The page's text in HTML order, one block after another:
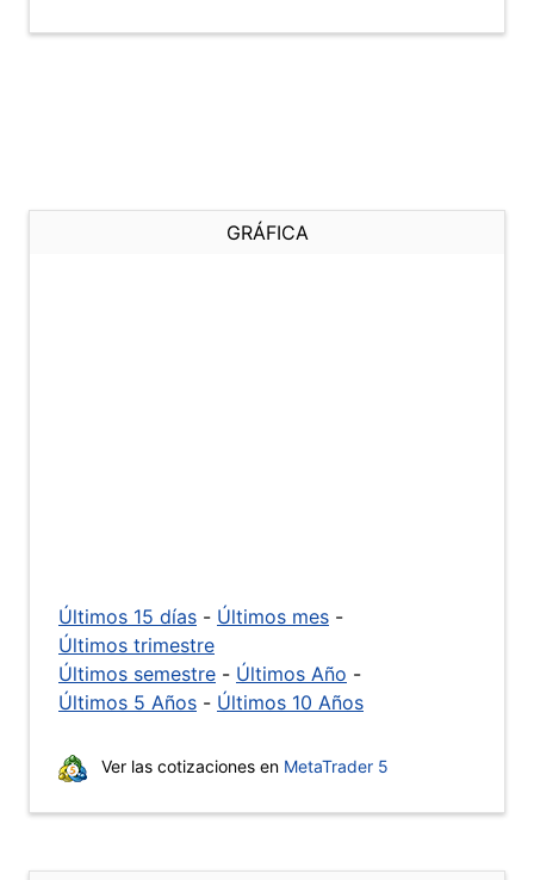
GRÁFICA
Últimos 15 días - Últimos mes -
Últimos trimestre
Últimos semestre - Últimos Año -
Últimos 5 Años - Últimos 10 Años
Ver las cotizaciones en MetaTrader 5